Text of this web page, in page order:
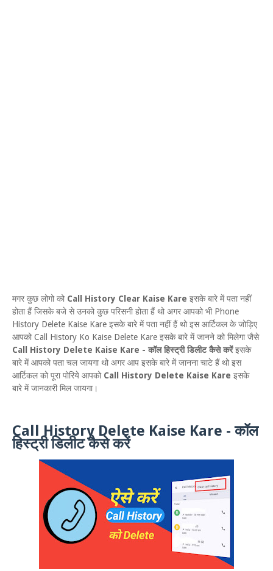
मगर कुछ लोगो को Call History Clear Kaise Kare इसके बारे में पता नहीं
होता हैं जिसके बजे से उनको कुछ परिसनी होता हैं थो अगर आपको भी Phone
History Delete Kaise Kare इसके बारे में पता नहीं हैं थो इस आर्टिकल के जोड़िए
आपको Call History Ko Kaise Delete Kare इसके बारे में जानने को मिलेगा जैसे
Call History Delete Kaise Kare - कॉल हिस्ट्री डिलीट कैसे करेंइसके
बारे में आपको पता चल जायगा थो अगर आप इसके बारे में जानना चाटे हैं थो इस
आर्टिकल को पूरा पोरिये आपको Call History Delete Kaise Kare इसके
बारे में जानकारी मिल जायगा।
Call History Delete Kaise Kare - कॉल
हिस्ट्री डिलीट कैसे करें